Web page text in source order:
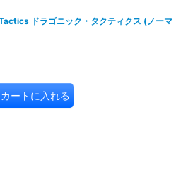
ドラゴニック・タクティクス (ノーマ
カートに入れる